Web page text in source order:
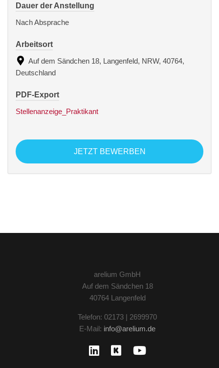
Dauer der Anstellung
Nach Absprache
Arbeitsort
Auf dem Sändchen 18, Langenfeld, NRW, 40764,
Deutschland
PDF-Export
Stellenanzeige_Praktikant
JETZT BEWERBEN
arelium GmbH
Auf dem Sändchen 18
40764 Langenfeld
Telefon: 02173 | 2699970
E-Mail: info@arelium.de